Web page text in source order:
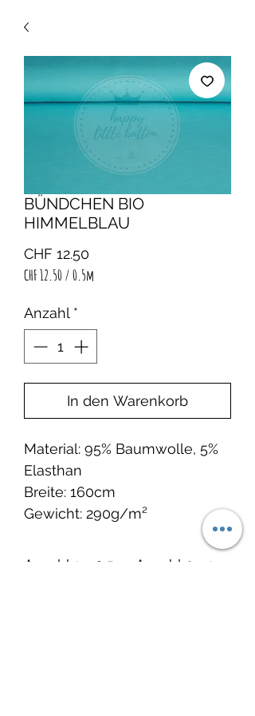
BÜNDCHEN BIO
HIMMELBLAU
CHF 12.50
CHF 12.50 /0.5m
pro
0.5
Meter
Anzahl *
In den Warenkorb
Material: 95% Baumwolle, 5%
Elasthan
Breite: 160cm
Gewicht: 290g/m²
Anzahl 1 = 0.5 m Anzahl 2 = 1